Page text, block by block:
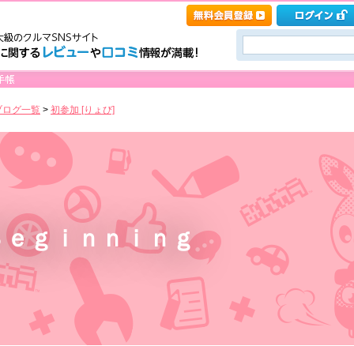
ログ一覧 > 初参加 [りょび]
ｇｉｎｎｉｎｇ